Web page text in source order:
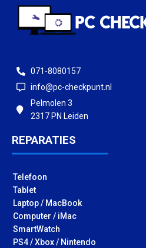
071-8080157
info@pc-checkpunt.nl
Pelmolen 3
2317 PN Leiden
REPARATIES
Telefoon
Tablet
Laptop / MacBook
Computer / iMac
SmartWatch
PS4 / Xbox / Nintendo